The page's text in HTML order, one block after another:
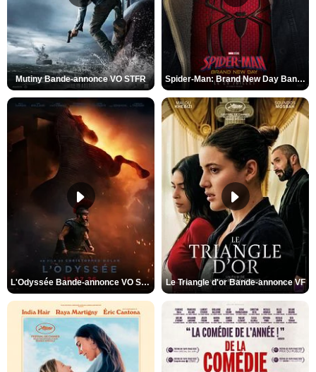
Mutiny Bande-annonce VO STFR Spider-Man: Brand New Day Bande-annonce VO STFR
L'Odyssée Bande-annonce VO STFR Le Triangle d'or Bande-annonce VF